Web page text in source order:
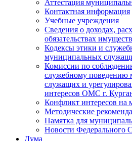
Аттестация
Контактная информация
Учебные учреждения
Сведения о доходах,
обязательствах
Кодексы этики и
муниципальных
Комиссии по
служебному поведению
служащих и
интересов ОМС г.
Конфликт интересов на
Методические
Памятка для
Новости Федерального
Дума